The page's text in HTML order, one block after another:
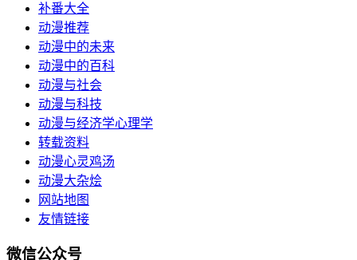
补番大全
动漫推荐
动漫中的未来
动漫中的百科
动漫与社会
动漫与科技
动漫与经济学心理学
转载资料
动漫心灵鸡汤
动漫大杂烩
网站地图
友情链接
微信公众号